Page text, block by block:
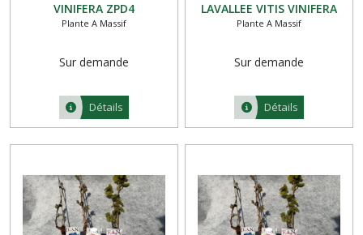
VINIFERA ZPD4
Plante A Massif
Sur demande
Détails
LAVALLEE VITIS VINIFERA
ZPD4
Plante A Massif
Sur demande
Détails